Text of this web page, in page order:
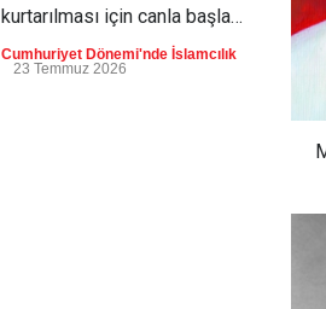
kurtarılması için canla başla
savaştıkları yeni devletin,
zafer elde edildikten sonra
Cumhuriyet Dönemi'nde İslamcılık
23 Temmuz 2026